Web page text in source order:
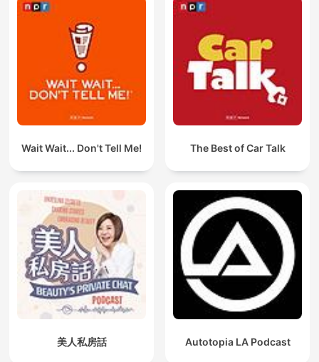
Wait Wait... Don't Tell Me! The Best of Car Talk
美人私房話 Autotopia LA Podcast